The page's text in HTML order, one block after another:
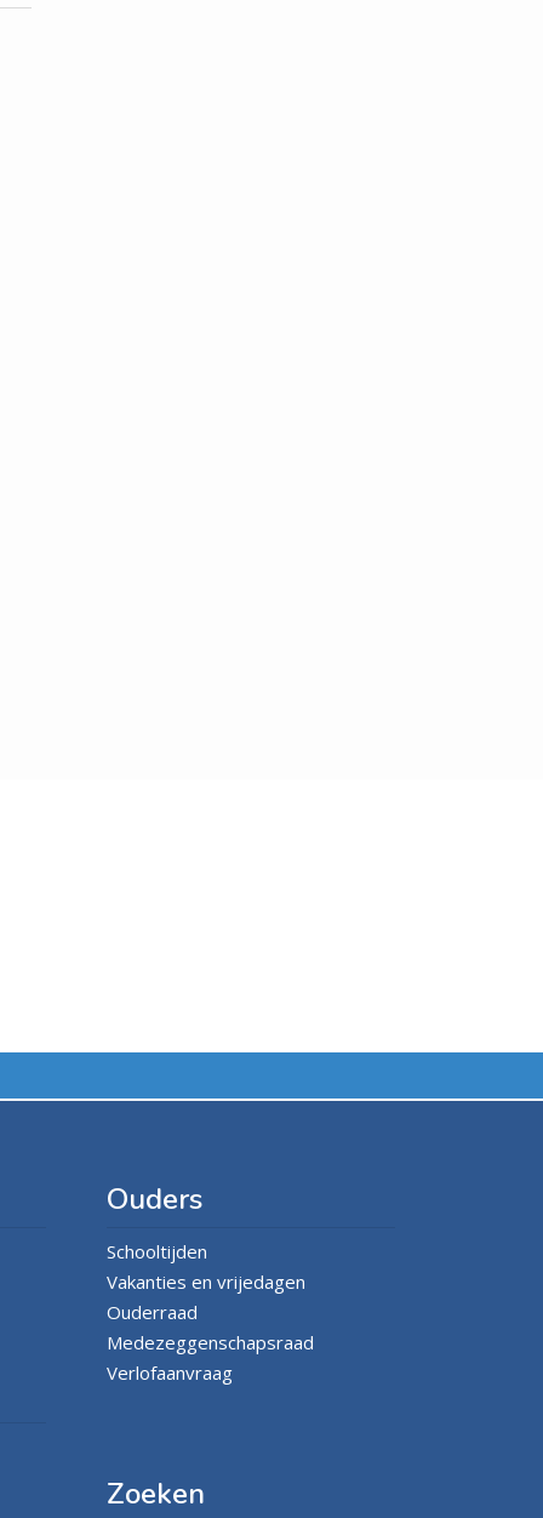
Ouders
Schooltijden
Vakanties en vrijedagen
Ouderraad
Medezeggenschapsraad
Verlofaanvraag
Zoeken